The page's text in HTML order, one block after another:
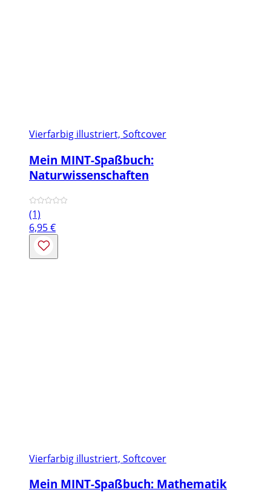
Vierfarbig illustriert, Softcover
Mein MINT-Spaßbuch:
Naturwissenschaften
(1)
6,95€
Vierfarbig illustriert, Softcover
Mein MINT-Spaßbuch: Mathematik